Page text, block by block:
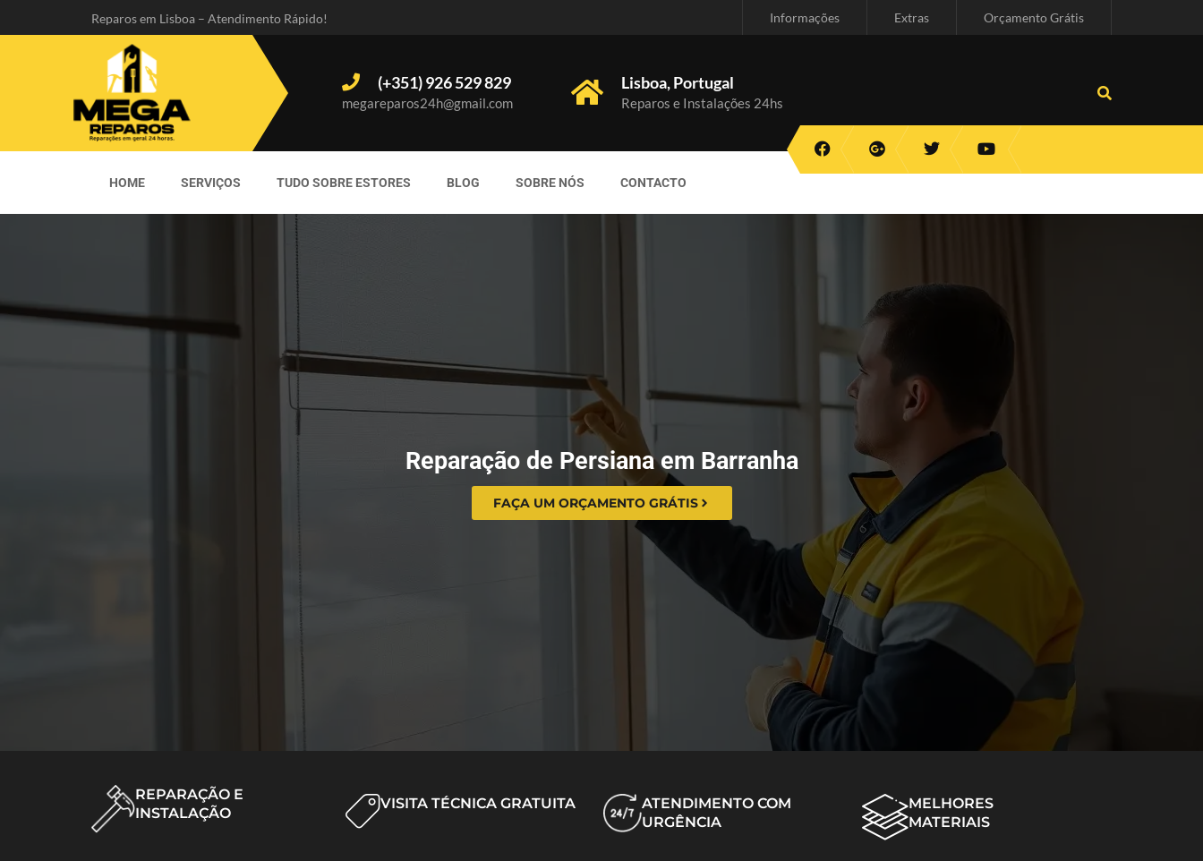
Reparos em Lisboa – Atendimento Rápido! Informações Extras Orçamento Grátis
(+351) 926 529 829
megareparos24h@gmail.com
Lisboa, Portugal
Reparos e Instalações 24hs
HOME SERVIÇOS TUDO SOBRE ESTORES BLOG SOBRE NÓS CONTACTO
Reparação de Persiana em Barranha
FAÇA UM ORÇAMENTO GRÁTIS
REPARAÇÃO E
INSTALAÇÃO
VISITA TÉCNICA GRATUITA
ATENDIMENTO COM
URGÊNCIA
MELHORES
MATERIAIS